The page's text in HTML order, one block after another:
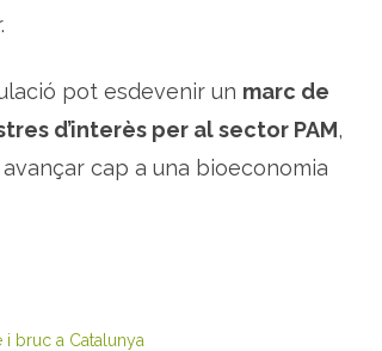
pot esdevenir un marc de
d’interès per al sector PAM,
cap a una bioeconomia
bruc a Catalunya